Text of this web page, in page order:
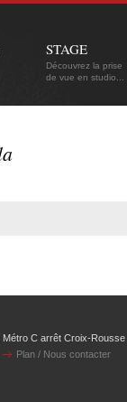
STAGE
Découvrez la prise
de vue en studio...
Métro C arrêt Croix-Rousse
Plan / Nous contacter